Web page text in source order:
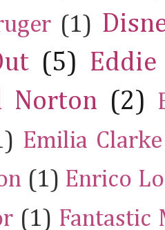
(1)
(5) Eddie
Norton (2)
Emilia Clarke
(1) Enrico
(1) Fantastic